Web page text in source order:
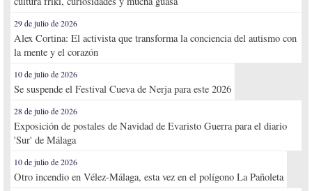
29 de julio de 2026
Alex Cortina: El activista que transforma la conciencia del autismo con
la mente y el corazón
10 de julio de 2026
Se suspende el Festival Cueva de Nerja para este 2026
28 de julio de 2026
Exposición de postales de Navidad de Evaristo Guerra para el diario
'Sur' de Málaga
10 de julio de 2026
Otro incendio en Vélez-Málaga, esta vez en el polígono La Pañoleta